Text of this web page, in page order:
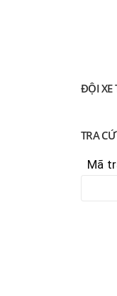
ĐỘI XE
TRA
Mã